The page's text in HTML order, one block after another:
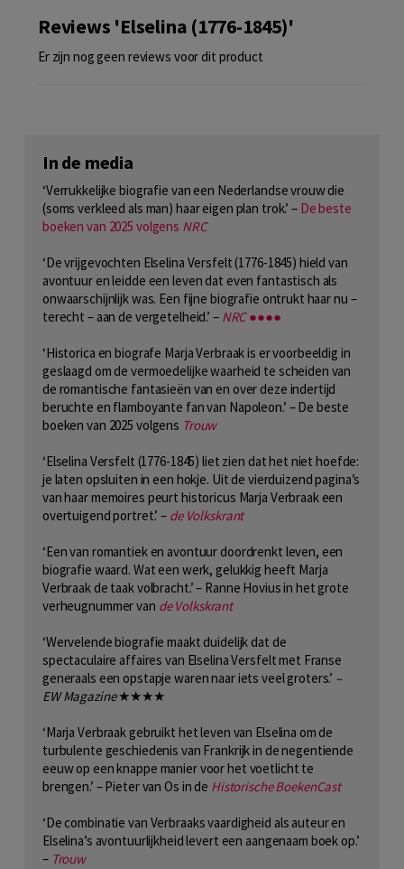
Reviews 'Elselina (1776-1845)'
Er zijn nog geen reviews voor dit product
In de media
‘Verrukkelijke biografie van een Nederlandse vrouw die
(soms verkleed als man) haar eigen plan trok.’ – De beste
boeken van 2025 volgens NRC
‘De vrijgevochten Elselina Versfelt (1776-1845) hield van
avontuur en leidde een leven dat even fantastisch als
onwaarschijnlijk was. Een fijne biografie ontrukt haar nu –
terecht – aan de vergetelheid.’ – NRC●●●●
‘Historica en biografe Marja Verbraak is er voorbeeldig in
geslaagd om de vermoedelijke waarheid te scheiden van
de romantische fantasieën van en over deze indertijd
beruchte en flamboyante fan van Napoleon.’ – De beste
boeken van 2025 volgens Trouw
‘Elselina Versfelt (1776-1845) liet zien dat het niet hoefde:
je laten opsluiten in een hokje. Uit de vierduizend pagina’s
van haar memoires peurt historicus Marja Verbraak een
overtuigend portret.’ – de Volkskrant
‘Een van romantiek en avontuur doordrenkt leven, een
biografie waard. Wat een werk, gelukkig heeft Marja
Verbraak de taak volbracht.’ – Ranne Hovius in het grote
verheugnummer van de Volkskrant
‘Wervelende biografie maakt duidelijk dat de
spectaculaire affaires van Elselina Versfelt met Franse
generaals een opstapje waren naar iets veel groters.’ –
EW Magazine★★★★
‘Marja Verbraak gebruikt het leven van Elselina om de
turbulente geschiedenis van Frankrijk in de negentiende
eeuw op een knappe manier voor het voetlicht te
brengen.’ – Pieter van Os in de Historische BoekenCast
‘De combinatie van Verbraaks vaardigheid als auteur en
Elselina’s avontuurlijkheid levert een aangenaam boek op.’
– Trouw